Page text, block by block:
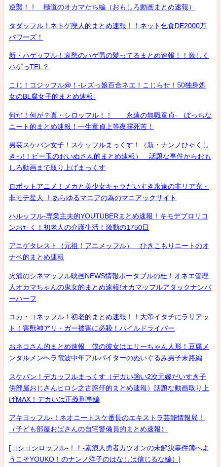
逆襲！！ 極道のオカマたち編（おもしろ動画まとめ速報）
タダッフル！ネトゲ廃人的まとめ速報！！ネット乞食DE2000万
パワーズ！
新・ハゲッフル！哀愁のハゲ男の髪ってるまとめ速報！！激しく
ハゲっTEL？
こじ！コジッフル@！-レズっ娘百合ネエ！こじらせ！50独身処
女のBL腐女子的まとめ速報-
何だ！何が？真・シロッフル！！ 永遠の無職童貞- ぼっちな
ニート的まとめ速報！一生童貞上等夜露死苦！
男装スケバン女子！スケッフルまっくす！（新・ナンノひゃくし
きっ!！ビー玉のおいぬさん的まとめ速報） 話題な事件からおも
しろ動画まで取り上げまっくす
ロボットアニメ！メカと美少女キャラだいすき永遠の非リア充・
非モテ星人 ！あらゆるマニアの為のマニアックサイト
ハルッフル-専業主夫的YOUTUBERまとめ速報！キモデブロリコ
ンおたく！初老人の介護生活！激動の1750日
アニゲタレスト（元祖！アニメッフル） ひきこもりニートのオ
ナベ的まとめ速報
火浦のシネマッフル映画NEWS情報ポータブルの杜！オネエ管理
人オカマちゃんの鬼女的まとめ速報!オカマッフルアタックナンバ
ーハーフ
ユカ・ヨネッフル！初老的まとめ速報！！大帝イタチにラリアッ
ト！害獣神アリ・ガー被害に必殺！パイルドライバー
おネコさん的まとめ速報 僕の彼女はエリーちゃん人形！豆腐メ
ンタルメンヘラ電波中年アルバイターのぬいぐるみ男子末路編
スケバン！デカッフルまっくす（デカい強い2次元嫁だいすき子
供部屋おじさんヒロシ之古惑仔的まとめ速報）話題な動画取り上
げMAX！デカいは正義刑事編
アキヨッフル-！ネオニートスケ番長のエキストラ芸能情報局！
（子ども部屋おばさんの自宅警備員的まとめ速報）
[ヨシヨシロッフル-！！-素浪人勇者カツオンの未解決事件簿へよ
うこそYOUKO！のナンノ洋子のはなしは信じるな編）]